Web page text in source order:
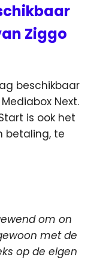
Ziggo
beschikbaar
Next.
is ook het
betaling, te
om on
met de
op de eigen